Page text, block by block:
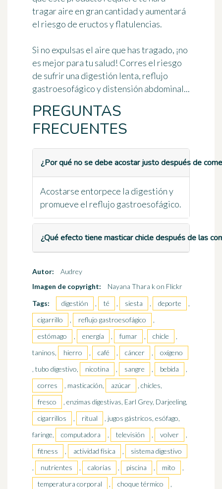
tragar aire en gran cantidady aumentará
el riesgo de eructos y flatulencias.
Si no expulsas el aire que has tragado, ¡no
es mejor para tu salud! Corres el riesgo
de sufrir una digestión lenta, reflujo
gastroesofágico y distensión abdominal...
PREGUNTAS
FRECUENTES
¿Por qué no se debe acostar justo después de
Acostarse entorpece la digestión y
promueve el reflujo gastroesofágico.
¿Qué efecto tiene masticar chicle después de las
Autor:
Audrey
Imagen de copyright:
Nayana Thara k on Flickr
Tags:
digestión , té , siesta , deporte
,
cigarrillo
, reflujo gastroesofágico
,
estómago
, energía , fumar , chicle
,
taninos,
hierro , café , cáncer ,
oxígeno
, tubo digestivo,
nicotina , sangre , bebida
,
corres
, masticación, azúcar
, chicles,
fresco
, enzimas digestivas, Earl Grey, Darjeeling,
cigarrillos
, ritual
, jugos gástricos, esófago,
faringe,
computadora , televisión , volver
,
fitness
, actividad física ,
sistema digestivo
,
nutrientes , calorías , piscina , mito
,
temperatura corporal
, choque térmico
,